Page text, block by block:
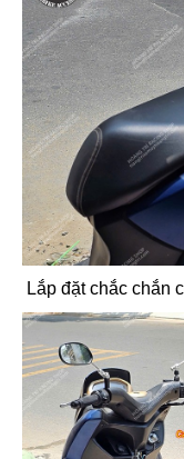
Lắp đặt chắc chắn